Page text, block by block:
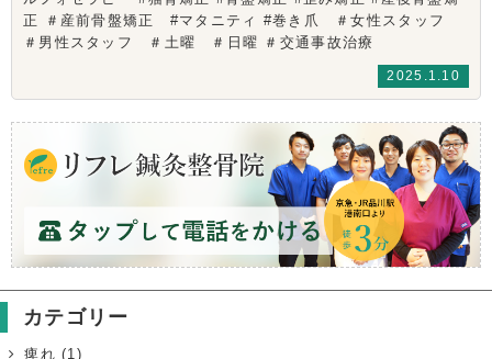
正 ＃産前骨盤矯正 #マタニティ #巻き爪 ＃女性スタッフ
＃男性スタッフ ＃土曜 ＃日曜 ＃交通事故治療
2025.1.10
カテゴリー
痺れ (1)